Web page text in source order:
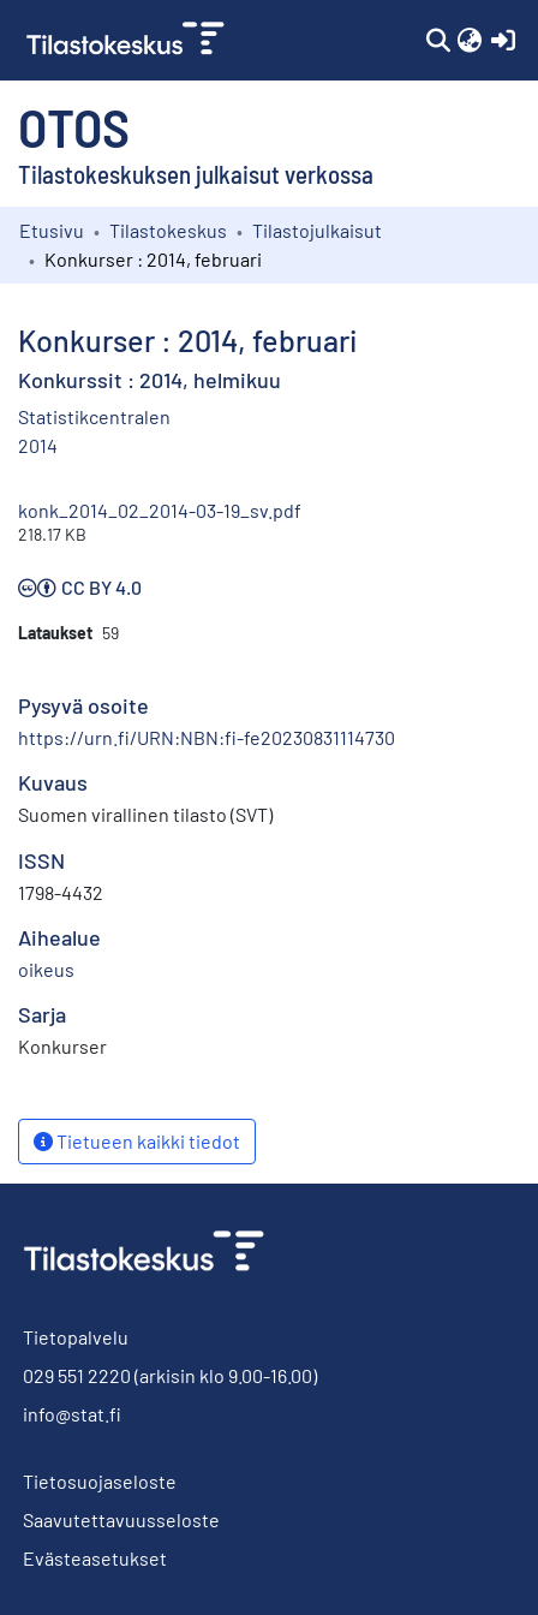
OTOS
Tilastokeskuksen julkaisut verkossa
Kokoelmat
Etusivu Tilastokeskus
Tilastojulkaisut
Konkurser : 2014, februari
Konkurser : 2014, februari
Konkurssit : 2014, helmikuu
Statistikcentralen
2014
konk_2014_02_2014-03-19_sv.pdf
218.17 KB
CC BY 4.0
Lataukset 59
Pysyvä osoite
https://urn.fi/URN:NBN:fi-fe20230831114730
Kuvaus
Suomen virallinen tilasto (SVT)
ISSN
1798-4432
Aihealue
oikeus
Sarja
Konkurser
Tietueen kaikki tiedot
Tietopalvelu
029 551 2220 (arkisin klo 9.00-16.00)
info@stat.fi
Tietosuojaseloste
Saavutettavuusseloste
Evästeasetukset